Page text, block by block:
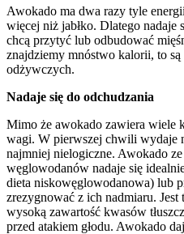
Awokado ma dwa razy tyle
więcej niż jabłko. Dlatego nadaje
chcą przytyć lub odbudować
znajdziemy mnóstwo kalorii, to są
odżywczych.
Nadaje się do odchudzania
Mimo że awokado zawiera wiele
wagi. W pierwszej chwili wydaje
najmniej nielogiczne. Awokado
węglowodanów nadaje się
dieta niskowęglowodanowa) lub
zrezygnować z ich nadmiaru.
wysoką zawartość kwasów
przed atakiem głodu. Awokado